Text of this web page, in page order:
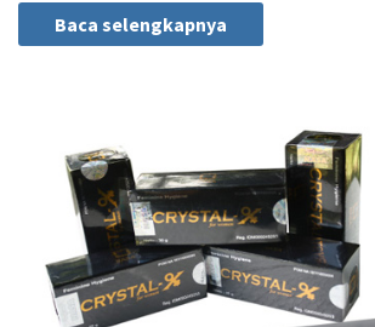
Baca selengkapnya